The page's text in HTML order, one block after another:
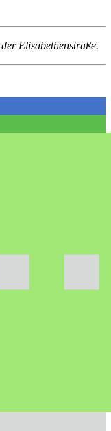
Elisabethenstraße.